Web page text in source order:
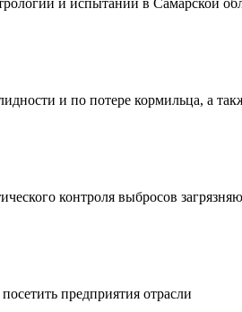
и по потере кормильца, а
контроля выбросов
предприятия отрасли